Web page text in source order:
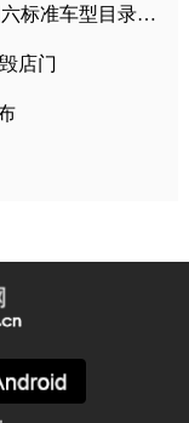
“国六排放标准”7月1号正式实施 符合国六标准车型目录一览
店门